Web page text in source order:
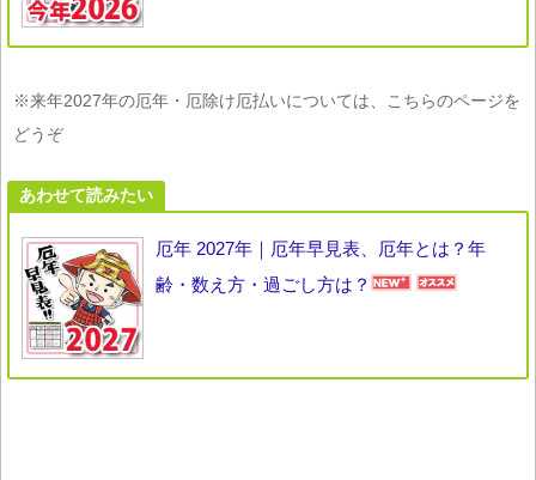
※来年2027年の厄年・厄除け厄払いについては、こちらのページを
どうぞ
あわせて読みたい
厄年 2027年｜厄年早見表、厄年とは？年
齢・数え方・過ごし方は？